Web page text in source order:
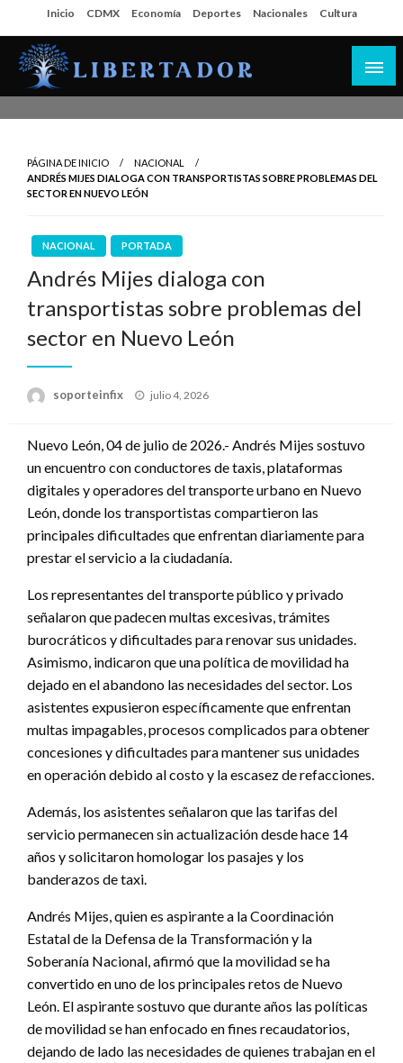
al
contenido
Inicio CDMX Economía Deportes Nacionales Cultura
PÁGINA DE INICIO
NACIONAL
ANDRÉS MIJES DIALOGA CON TRANSPORTISTAS SOBRE PROBLEMAS DEL
SECTOR EN NUEVO LEÓN
NACIONAL PORTADA
Andrés Mijes dialoga con
transportistas sobre problemas del
sector en Nuevo León
soporteinfix
Publicado
julio 4, 2026
Nuevo León, 04 de julio de 2026.- Andrés Mijes sostuvo
un encuentro con conductores de taxis, plataformas
digitales y operadores del transporte urbano en Nuevo
León, donde los transportistas compartieron las
principales dificultades que enfrentan diariamente para
prestar el servicio a la ciudadanía.
Los representantes del transporte público y privado
señalaron que padecen multas excesivas, trámites
burocráticos y dificultades para renovar sus unidades.
Asimismo, indicaron que una política de movilidad ha
dejado en el abandono las necesidades del sector. Los
asistentes expusieron específicamente que enfrentan
multas impagables, procesos complicados para obtener
concesiones y dificultades para mantener sus unidades
en operación debido al costo y la escasez de refacciones.
Además, los asistentes señalaron que las tarifas del
servicio permanecen sin actualización desde hace 14
años y solicitaron homologar los pasajes y los
banderazos de taxi.
Andrés Mijes, quien es aspirante a la Coordinación
Estatal de la Defensa de la Transformación y la
Soberanía Nacional, afirmó que la movilidad se ha
convertido en uno de los principales retos de Nuevo
León. El aspirante sostuvo que durante años las políticas
de movilidad se han enfocado en fines recaudatorios,
dejando de lado las necesidades de quienes trabajan en el